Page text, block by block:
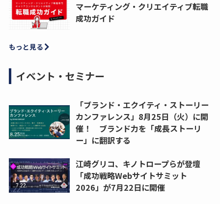
マーケティング・クリエイティブ転職
成功ガイド
もっと見る
イベント・セミナー
「ブランド・エクイティ・ストーリー
カンファレンス」8月25日（火）に開
催！ ブランド力を「成長ストーリ
ー」に翻訳する
江崎グリコ、キノトロープらが登壇
「成功戦略Webサイトサミット
2026」が7月22日に開催